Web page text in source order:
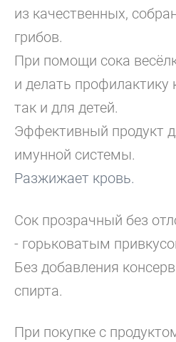
из качественных,
грибов.
При помощи сока
и делать профилактику
так и для детей.
Эффективный продукт
имунной системы.
Разжижает кровь.
Сок прозрачный без
- горьковатым
Без добавления
спирта.
При покупке с